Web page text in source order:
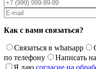
Как с вами связаться?
Связаться в whatsapp
по телефону
Написать